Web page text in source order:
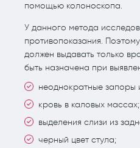
помощью колоноскопа.
У данного метода
противопоказания.
должен выдавать только
быть назначена при
неоднократные запоры
кровь в каловых массах;
выделения слизи из
черный цвет стула;